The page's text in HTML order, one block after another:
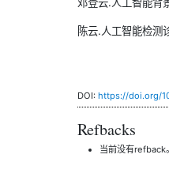
邓登云.人工智能
陈云.人工智能检
DOI: https://doi.org/
Refbacks
当前没有refback。